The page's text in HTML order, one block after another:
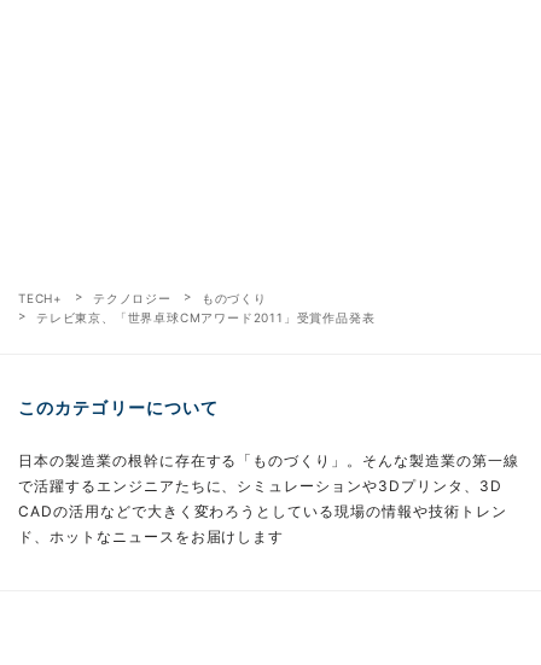
TECH+ テクノロジー
ものづくり
テレビ東京、「世界卓球CMアワード2011」受賞作品発表
このカテゴリーについて
日本の製造業の根幹に存在する「ものづくり」。そんな製造業の第一線
で活躍するエンジニアたちに、シミュレーションや3Dプリンタ、3D
CADの活用などで大きく変わろうとしている現場の情報や技術トレン
ド、ホットなニュースをお届けします